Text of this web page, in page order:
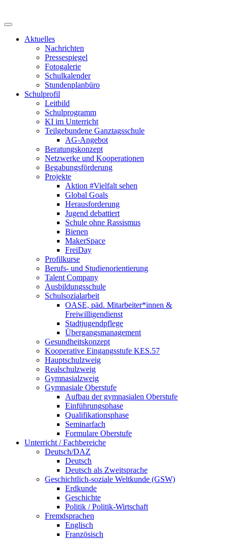
Aktuelles
Nachrichten
Pressespiegel
Fotogalerie
Schulkalender
Stundenplanbüro
Schulprofil
Leitbild
Schulprogramm
KI im Unterricht
Teilgebundene Ganztagsschule
AG-Angebot
Beratungskonzept
Netzwerke und Kooperationen
Begabungsförderung
Projekte
Aktion #Vielfalt sehen
Global Goals
Herausforderung
Jugend debattiert
Schule ohne Rassismus
Bienen
MakerSpace
FreiDay
Profilkurse
Berufs- und Studienorientierung
Talent Company
Ausbildungsschule
Schulsozialarbeit
OASE, päd. Mitarbeiter*innen &
Freiwilligendienst
Stadtjugendpflege
Übergangsmanagement
Gesundheitskonzept
Kooperative Eingangsstufe KES.57
Hauptschulzweig
Realschulzweig
Gymnasialzweig
Gymnasiale Oberstufe
Aufbau der gymnasialen Oberstufe
Einführungsphase
Qualifikationsphase
Seminarfach
Formulare Oberstufe
Unterricht / Fachbereiche
Deutsch/DAZ
Deutsch
Deutsch als Zweitsprache
Geschichtlich-soziale Weltkunde (GSW)
Erdkunde
Geschichte
Politik / Politik-Wirtschaft
Fremdsprachen
Englisch
Französisch